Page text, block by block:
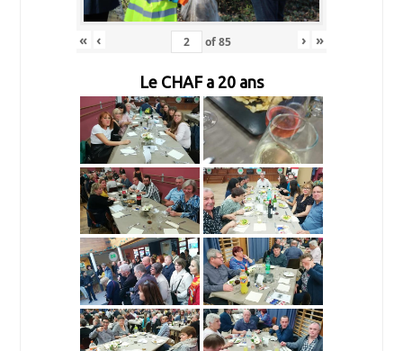
« ‹ of85 › »
Le CHAF a 20 ans